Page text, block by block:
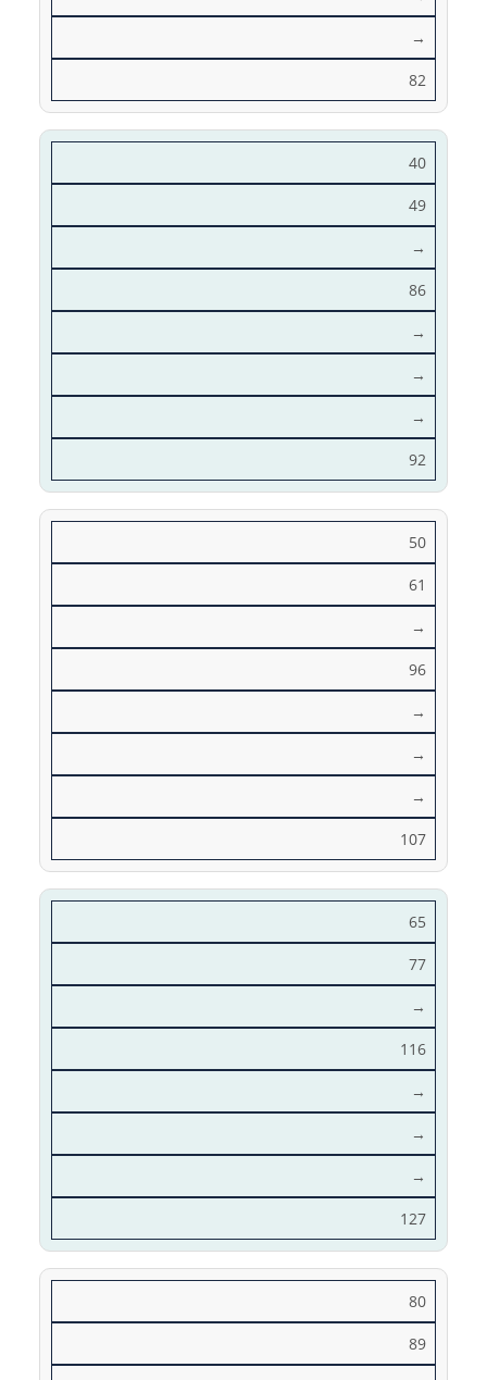
→
82
40
49
→
86
→
→
→
92
50
61
→
96
→
→
→
107
65
77
→
116
→
→
→
127
80
89